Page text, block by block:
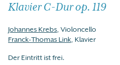
Klavier C-Dur op. 119
Johannes Krebs, Violoncello
Franck-Thomas Link, Klavier
Der Eintritt ist frei.